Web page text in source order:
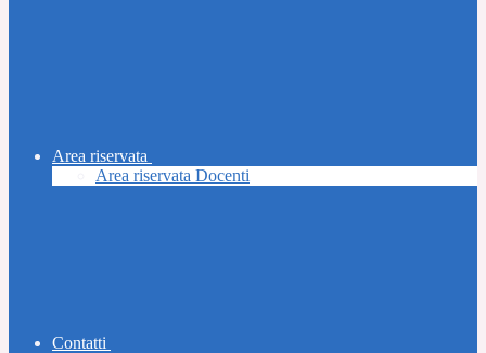
Area riservata
Area riservata Docenti
Contatti